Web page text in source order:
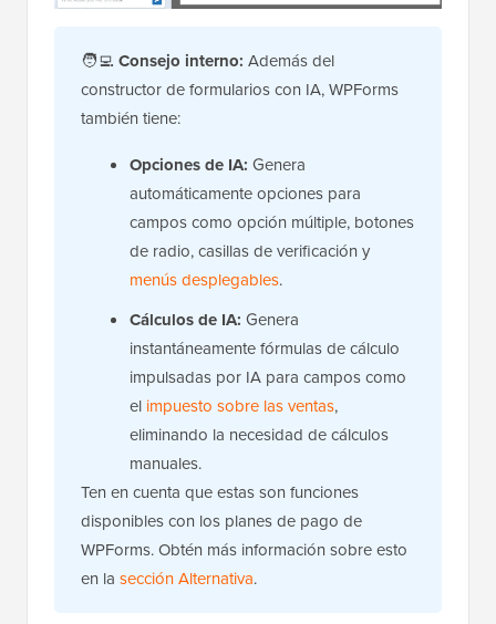
🧑‍💻 Consejo interno: Además del
constructor de formularios con IA, WPForms
también tiene:
Opciones de IA: Genera
automáticamente opciones para
campos como opción múltiple, botones
de radio, casillas de verificación y
menús desplegables.
Cálculos de IA: Genera
instantáneamente fórmulas de cálculo
impulsadas por IA para campos como
el impuesto sobre las ventas,
eliminando la necesidad de cálculos
manuales.
Ten en cuenta que estas son funciones
disponibles con los planes de pago de
WPForms. Obtén más información sobre esto
en la sección Alternativa.